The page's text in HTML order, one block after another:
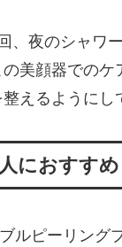
、夜のシャワ
の美顔器での
えるようにし
におすすめ
ルピーリング